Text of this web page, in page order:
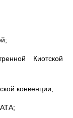
Киотской
конвенции;